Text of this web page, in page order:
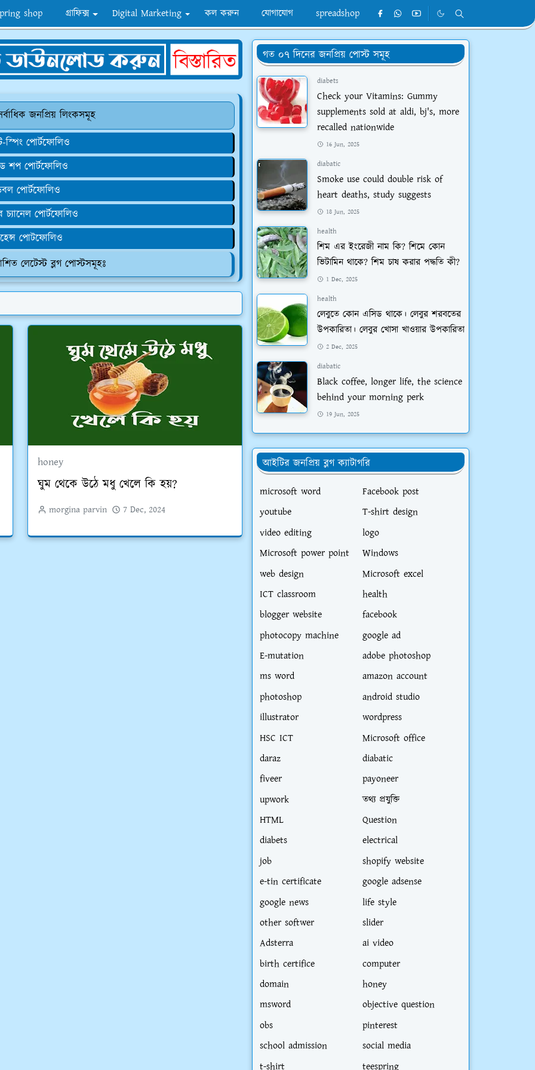
shop গ্রাফিক্স Digital Marketing কল করুন যোগাযোগ spreadshop
জনপ্রিয় লিংকসমূহ
স্পিং পোর্টফোলিও
শপ পোর্টফোলিও
পোর্টফোলিও
পোর্টফোলিও
পোটফোলিও
লেটেস্ট ব্লগ পোস্টসমূহঃ
honey
ঘুম থেকে উঠে মধু খেলে কি হয়?
morgina parvin 7 Dec, 2024
গত ০৭ দিনের জনপ্রিয় পোস্ট সমূহ
diabets
Check your Vitamins: Gummy
supplements sold at aldi, bj's, more
recalled nationwide
16 Jun, 2025
diabatic
Smoke use could double risk of
heart deaths, study suggests
18 Jun, 2025
health
শিম এর ইংরেজী নাম কি? শিমে কোন
ভিটামিন থাকে? শিম চাষ করার পদ্ধতি কী?
1 Dec, 2025
health
লেবুতে কোন এসিড থাকে। লেবুর শরবতের
উপকারিতা। লেবুর খোসা খাওয়ার উপকারিতা
2 Dec, 2025
diabatic
Black coffee, longer life, the science
behind your morning perk
19 Jun, 2025
আইটির জনপ্রিয় ব্লগ ক্যাটাগরি
microsoft word
Facebook post
youtube
T-shirt design
video editing
logo
Microsoft power point
Windows
web design
Microsoft excel
ICT classroom
health
blogger website
facebook
photocopy machine
google ad
E-mutation
adobe photoshop
ms word
amazon account
photoshop
android studio
illustrator
wordpress
HSC ICT
Microsoft office
daraz
diabatic
fiveer
payoneer
upwork
তথ্য প্রযুক্তি
HTML
Question
diabets
electrical
job
shopify website
e-tin certificate
google adsense
google news
life style
other softwer
slider
Adsterra
ai video
birth certifice
computer
domain
honey
msword
objective question
obs
pinterest
school admission
social media
t-shirt
teespring